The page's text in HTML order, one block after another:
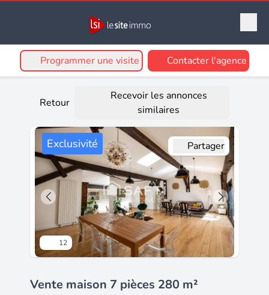
Programmer une visite Contacter l'agence
Retour
Recevoir les annonces
similaires
Exclusivité
12
Partager
Vente maison 7 pièces 280 m²